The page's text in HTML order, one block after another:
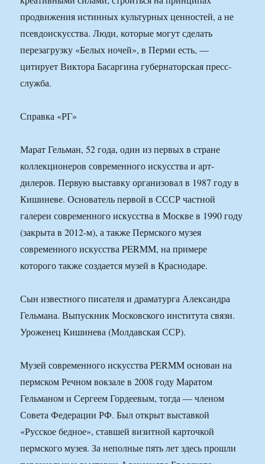
продвижения истинных культурных ценностей, а не
псевдоискусства. Люди, которые могут сделать
перезагрузку «Белых ночей», в Перми есть, —
цитирует Виктора Басаргина губернаторская пресс-
служба.
Справка «РГ»
Марат Гельман, 52 года, один из первых в стране
коллекционеров современного искусства и арт-
дилеров. Первую выставку организовал в 1987 году в
Кишиневе. Основатель первой в СССР частной
галереи современного искусства в Москве в 1990 году
(закрыта в 2012-м), а также Пермского музея
современного искусства PERMM, на примере
которого также создается музей в Краснодаре.
Сын известного писателя и драматурга Александра
Гельмана. Выпускник Московского института связи.
Уроженец Кишинева (Молдавская ССР).
Музей современного искусства PERMM основан на
пермском Речном вокзале в 2008 году Маратом
Гельманом и Сергеем Гордеевым, тогда — членом
Совета Федерации РФ. Был открыт выставкой
«Русское бедное», ставшей визитной карточкой
пермского музея. За неполные пять лет здесь прошли